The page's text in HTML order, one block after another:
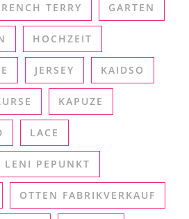
TERRY GARTEN
HOCHZEIT
JERSEY KAIDSO
KAPUZE
LACE
LENI PEPUNKT
OTTEN FABRIKVERKAUF